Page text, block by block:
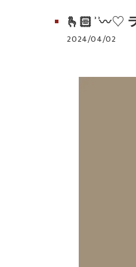
🫰🏻 ͗ ͗〰︎︎♡
2024/04/02